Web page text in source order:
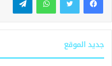
جديد الموقع